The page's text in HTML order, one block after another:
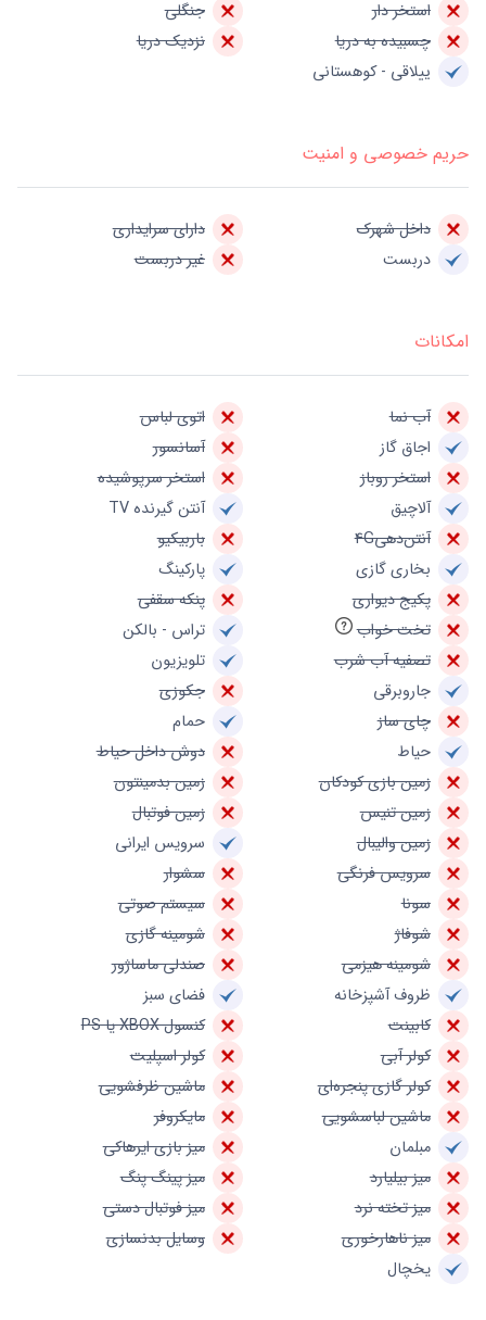
استخر دار
جنگلی
چسبیده به دریا
نزدیک دریا
ییلاقی - کوهستانی
حریم خصوصی و امنیت
داخل شهرک
دارای سرایداری
دربست
غیر دربست
امکانات
آب نما
اتوی لباس
اجاق گاز
آسانسور
استخر روباز
استخر سرپوشیده
آلاچیق
آنتن گیرنده TV
آنتن‌دهی4G
باربیکیو
بخاری گازی
پارکینگ
پکیج دیواری
پنکه سقفی
تخت خواب
تراس - بالکن
تصفیه آب شرب
تلویزیون
جاروبرقی
جکوزی
چای ساز
حمام
حیاط
دوش داخل حیاط
زمین بازی کودکان
زمین بدمینتون
زمین تنیس
زمین فوتبال
زمین والیبال
سرویس ایرانی
سرویس فرنگی
سشوار
سونا
سیستم صوتی
شوفاژ
شومینه گازی
شومینه هیزمی
صندلی ماساژور
ظروف آشپزخانه
فضای سبز
کابینت
کنسول XBOX یا PS
کولر آبی
کولر اسپلیت
کولر گازی پنجره‌ای
ماشین ظرفشویی
ماشین لباسشویی
مایکروفر
مبلمان
میز بازی ایرهاکی
میز بیلیارد
میز پینگ پنگ
میز تخته نرد
میز فوتبال دستی
میز ناهارخوری
وسایل بدنسازی
یخچال